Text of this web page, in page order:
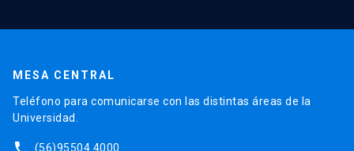
MESA CENTRAL
Teléfono para comunicarse con las distintas áreas de la
Universidad.
(56)95504 4000